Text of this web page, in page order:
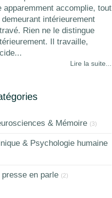
apparemment accomplie, tout
demeurant intérieurement
Rien ne le distingue
Il travaille,
Lire la suite...
& Mémoire (3)
& Psychologie humaine
presse en parle (2)